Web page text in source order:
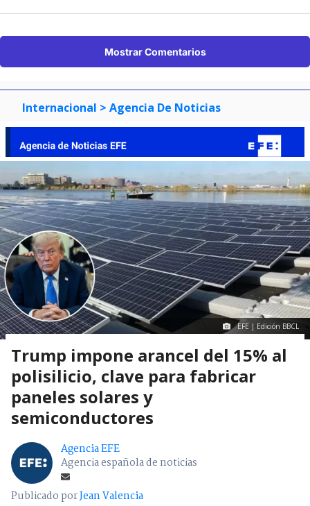
Mostrar Comentarios
Internacional > Agencia De Noticias
EFE | Edición BBCL
Trump impone arancel del 15% al
polisilicio, clave para fabricar
paneles solares y
semiconductores
Agencia EFE
Agencia española de noticias
Publicado porJean Valencia